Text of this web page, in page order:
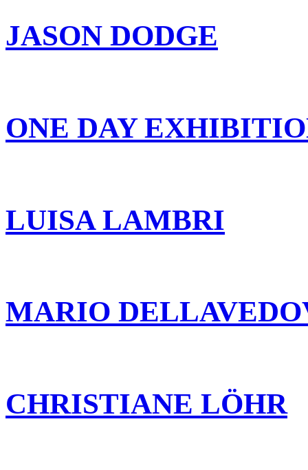
JASON DODGE
ONE DAY
LUISA LAMBRI
MARIO
CHRISTIANE LÖHR